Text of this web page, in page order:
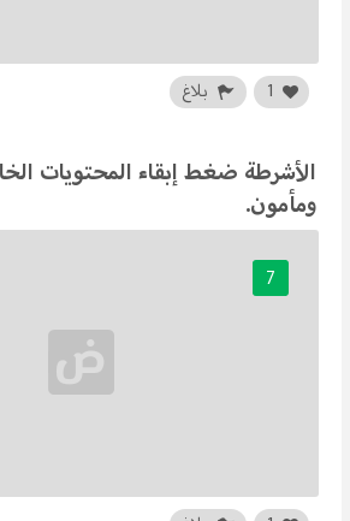
1 بلاغ
الأشرطة ضغط إبقاء المحتويات
ومأمون.
7